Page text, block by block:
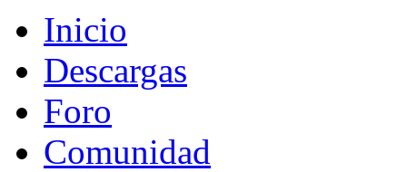
Inicio
Descargas
Foro
Comunidad